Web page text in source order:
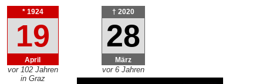
* 1924
19
April
vor 102 Jahren
in Graz
† 2020
28
März
vor 6 Jahren